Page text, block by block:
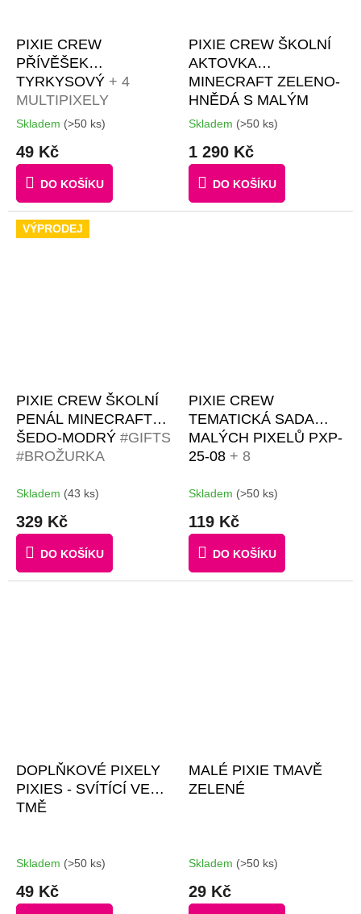
PIXIE CREW
PŘÍVĚŠEK
TYRKYSOVÝ + 4
MULTIPIXELY
ZDARMA
Průměrné
produktu
je
5,0
z
5
hvězdiček.
Skladem (>50 ks)
49 Kč
DO KOŠÍKU
PIXIE CREW ŠKOLNÍ
AKTOVKA
MINECRAFT ZELENO-
HNĚDÁ S MALÝM
PANELEM +
KREATIVNÍCH
NÁPADŮ + 50 KS
ČERNÝCH PIXELŮ
Průměrné
produktu
je
3,9
z
Skladem (>50 ks)
1 290 Kč
DO KOŠÍKU
VÝPRODEJ
PIXIE CREW ŠKOLNÍ
PENÁL MINECRAFT
ŠEDO-MODRÝ #GIFTS
#BROŽURKA
NÁPADŮ | 50
ČERNÝCH PIXELŮ
Skladem (43 ks)
329 Kč
DO KOŠÍKU
PIXIE CREW
TEMATICKÁ SADA
MALÝCH PIXELŮ PXP-
25-08 + 8
OBRÁZKŮ JAKO
PŘEDLOHA
Skladem (>50 ks)
119 Kč
DO KOŠÍKU
DOPLŇKOVÉ PIXELY
PIXIES - SVÍTÍCÍ VE
TMĚ
Skladem (>50 ks)
49 Kč
MALÉ PIXIE TMAVĚ
ZELENÉ
Skladem (>50 ks)
29 Kč